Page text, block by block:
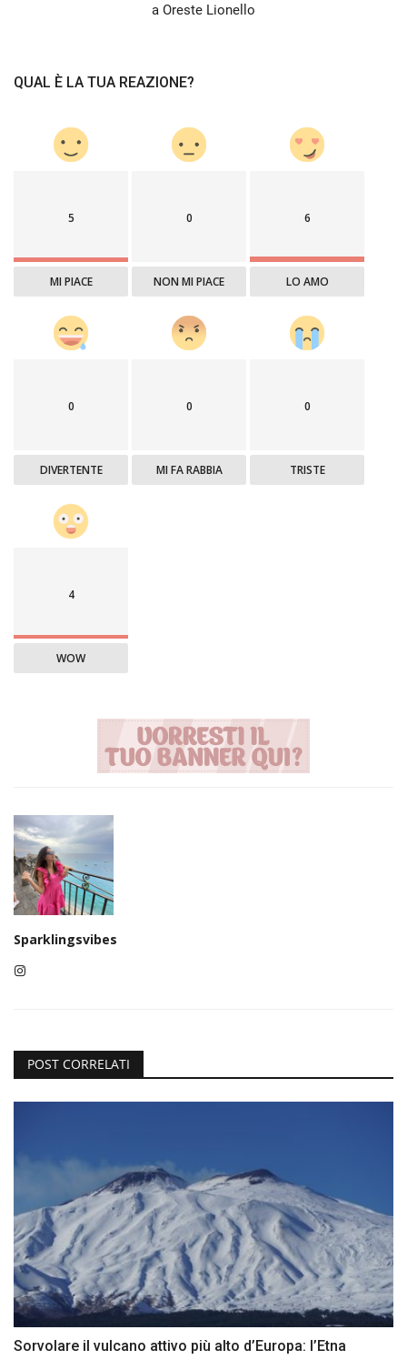
a Oreste Lionello
QUAL È LA TUA REAZIONE?
5
MI PIACE
0
NON MI PIACE
6
LO AMO
0
DIVERTENTE
0
MI FA RABBIA
0
TRISTE
4
WOW
Sparklingsvibes
POST CORRELATI
Sorvolare il vulcano attivo più alto d’Europa: l’Etna